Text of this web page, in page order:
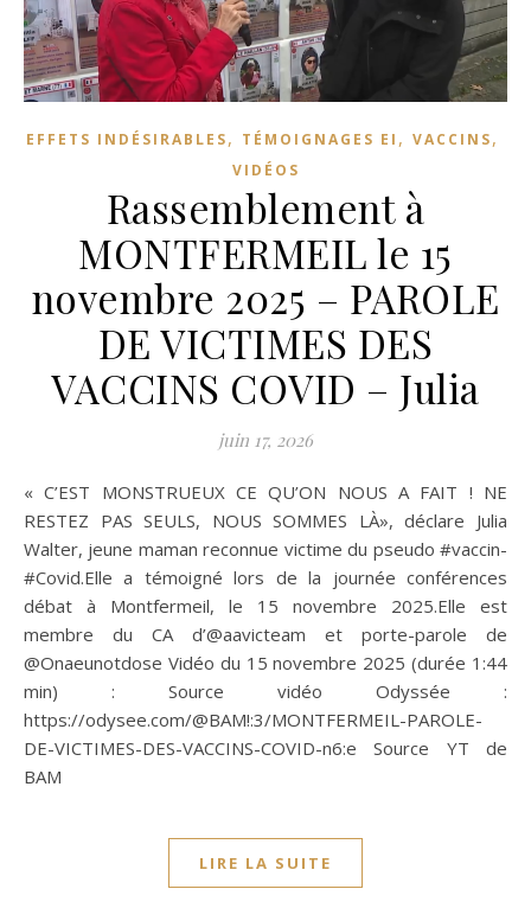
EFFETS INDÉSIRABLES, TÉMOIGNAGES EI , VACCINS,
VIDÉOS
Rassemblement à
MONTFERMEIL le 15
novembre 2025 – PAROLE
DE VICTIMES DES
VACCINS COVID – Julia
juin 17, 2026
« C’EST MONSTRUEUX CE QU’ON NOUS A FAIT ! NE
RESTEZ PAS SEULS, NOUS SOMMES LÀ», déclare Julia
Walter, jeune maman reconnue victime du pseudo #vaccin-
#Covid.Elle a témoigné lors de la journée conférences
débat à Montfermeil, le 15 novembre 2025.Elle est
membre du CA d’‪@aavicteam‬ et porte-parole de
‪@Onaeunotdose‬ Vidéo du 15 novembre 2025 (durée 1:44
min) : Source vidéo Odyssée :
https://odysee.com/@BAM!:3/MONTFERMEIL-PAROLE-
DE-VICTIMES-DES-VACCINS-COVID-n6:e Source YT de
BAM
LIRE LA SUITE